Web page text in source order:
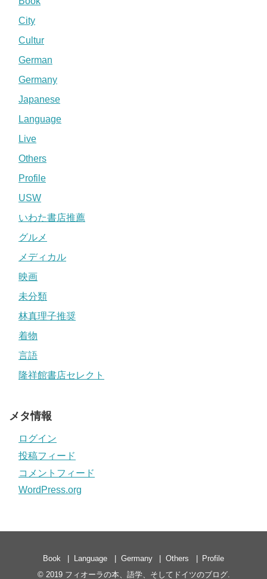
City
Cultur
German
Germany
Japanese
Language
Live
Others
Profile
USW
いわた書店推薦
グルメ
メディカル
映画
未分類
林真理子推奨
着物
言語
隆祥館書店セレクト
メタ情報
ログイン
投稿フィード
コメントフィード
WordPress.org
Book Language Germany Others
Profile
© 2019 フィオーラの本、語学、そしてドイツのブログ.